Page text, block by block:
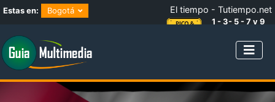
Estas en: Bogotá El tiempo - Tutiempo.net
1 - 3- 5 - 7 y 9